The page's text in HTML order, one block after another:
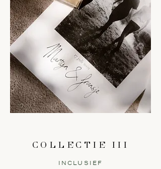
COLLECTIE III
INCLUSIEF